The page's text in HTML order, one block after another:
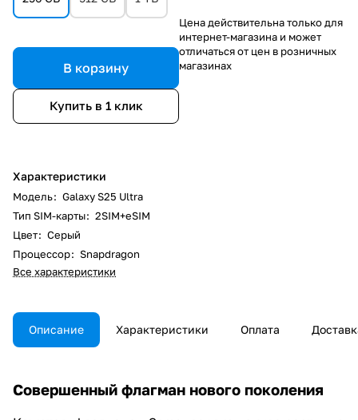
В корзину
Купить в 1 клик
Характеристики
Модель: Galaxy S25 Ultra
Тип SIM-карты: 2SIM+eSIM
Цвет: Серый
Процессор: Snapdragon
Все характеристики
Цена действительна только для
интернет-магазина и может
отличаться от цен в розничных
магазинах
Описание Характеристики Оплата
Совершенный флагман нового поколения